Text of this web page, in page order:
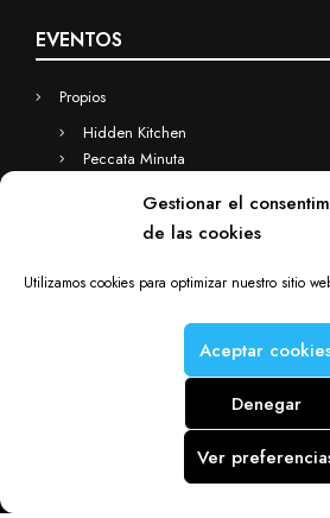
Gestionar el
de las cookies
Utilizamos cookies para optimizar nuestro sitio
Aceptar
Denegar
Ver
Hidden Kitchen
Eventos a medida
Hidden Kitchen Business
Chefs(in) for you
Chefs(in) is a Deacorde brand ©
reserved.